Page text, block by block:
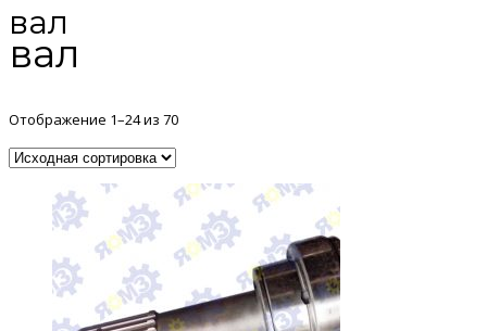
вал
вал
Отображение 1–24 из 70